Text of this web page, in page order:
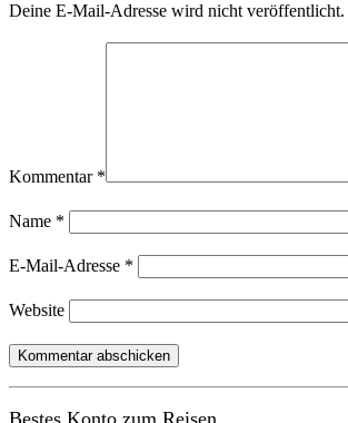
Deine E-Mail-Adresse wird nicht veröffentlicht.
Kommentar *
Name *
E-Mail-Adresse *
Website
Bestes Konto zum Reisen